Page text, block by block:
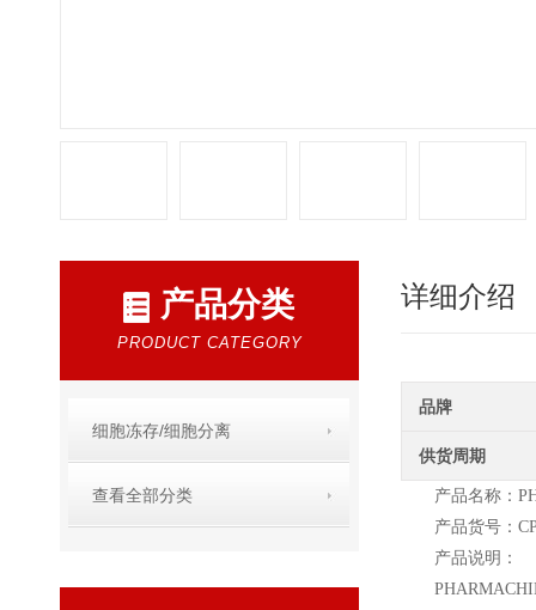
产品分类
PRODUCT CATEGORY
细胞冻存/细胞分离
查看全部分类
详细介绍
品牌
供货周期
产品名称：
产品货号：
产品说明：